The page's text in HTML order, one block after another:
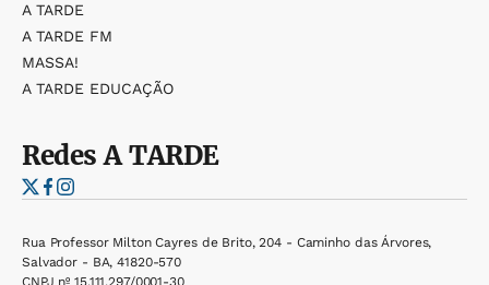
A TARDE
A TARDE FM
MASSA!
A TARDE EDUCAÇÃO
RedesA TARDE
Rua Professor Milton Cayres de Brito, 204 - Caminho das Árvores,
Salvador - BA, 41820-570
CNPJ nº 15.111.297/0001-30